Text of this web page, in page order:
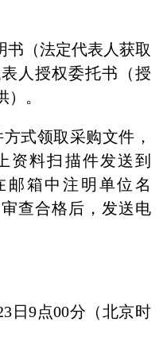
书（法定代表人获取
人授权委托书（授
。
式领取采购文件，
资料扫描件发送到
邮箱中注明单位名
查合格后，发送电
日9点00分（北京时